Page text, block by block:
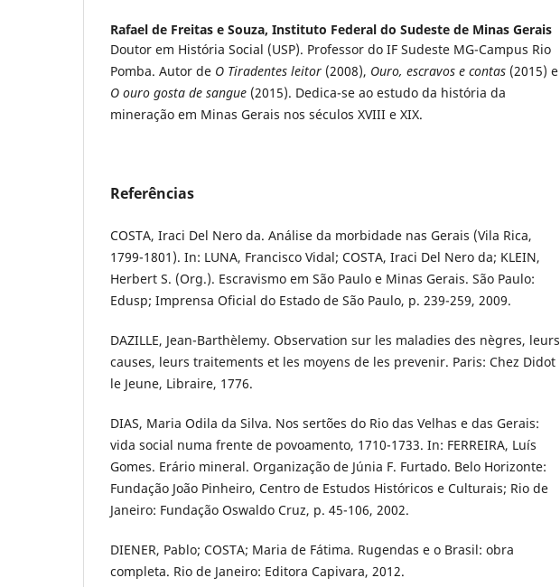
Rafael de Freitas e Souza, Instituto Federal do Sudeste de Minas Gerais
Doutor em História Social (USP). Professor do IF Sudeste MG-Campus Rio
Pomba. Autor de O Tiradentes leitor (2008), Ouro, escravos e contas (2015) e
O ouro gosta de sangue (2015). Dedica-se ao estudo da história da
mineração em Minas Gerais nos séculos XVIII e XIX.
Referências
COSTA, Iraci Del Nero da. Análise da morbidade nas Gerais (Vila Rica,
1799-1801). In: LUNA, Francisco Vidal; COSTA, Iraci Del Nero da; KLEIN,
Herbert S. (Org.). Escravismo em São Paulo e Minas Gerais. São Paulo:
Edusp; Imprensa Oficial do Estado de São Paulo, p. 239-259, 2009.
DAZILLE, Jean-Barthèlemy. Observation sur les maladies des nègres, leurs
causes, leurs traitements et les moyens de les prevenir. Paris: Chez Didot
le Jeune, Libraire, 1776.
DIAS, Maria Odila da Silva. Nos sertões do Rio das Velhas e das Gerais:
vida social numa frente de povoamento, 1710-1733. In: FERREIRA, Luís
Gomes. Erário mineral. Organização de Júnia F. Furtado. Belo Horizonte:
Fundação João Pinheiro, Centro de Estudos Históricos e Culturais; Rio de
Janeiro: Fundação Oswaldo Cruz, p. 45-106, 2002.
DIENER, Pablo; COSTA; Maria de Fátima. Rugendas e o Brasil: obra
completa. Rio de Janeiro: Editora Capivara, 2012.